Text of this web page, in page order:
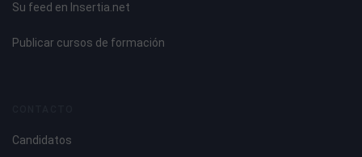
Su feed en Insertia.net
Publicar cursos de formación
Candidatos